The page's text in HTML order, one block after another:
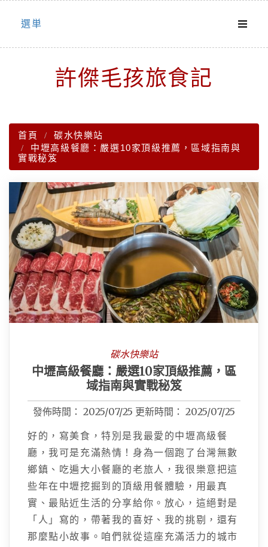
Skip
選単
許傑毛孩旅食記
首頁
碳水快樂站
中壢高級餐廳：嚴選10家頂級推薦，區域指南與
實戰秘笈
碳水快樂站
中壢高級餐廳：嚴選10家頂級推薦，區
域指南與實戰秘笈
發佈時間： 2025/07/25 更新時間： 2025/07/25
好的，寫美食，特別是我最愛的中壢高級餐
廳，我可是充滿熱情！身為一個跑了台灣無數
鄉鎮、吃遍大小餐廳的老旅人，我很樂意把這
些年在中壢挖掘到的頂級用餐體驗，用最真
實、最貼近生活的分享給你。放心，這絕對是
「人」寫的，帶著我的喜好、我的挑剔，還有
那麼點小故事。咱們就從這座充滿活力的城市